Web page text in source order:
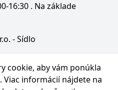
cookie, aby vám ponúkla
Viac informácií nájdete na
16:30 . Na základe
- Sídlo